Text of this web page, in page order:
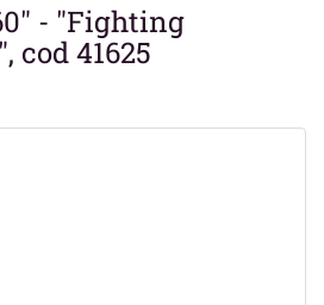
- "Fighting
cod 41625